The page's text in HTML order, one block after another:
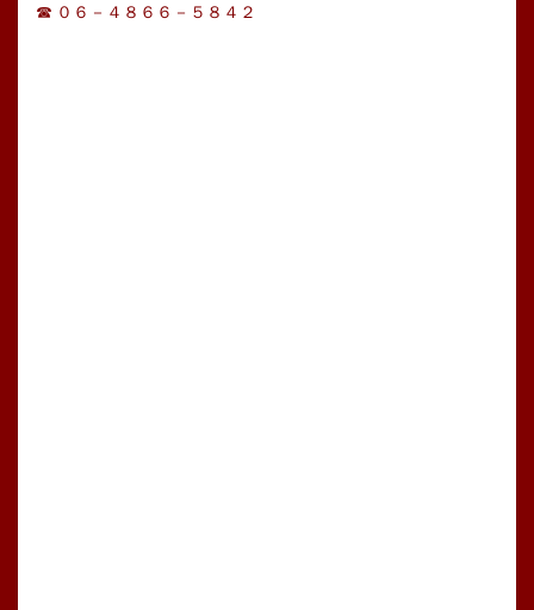
☎ ０６－４８６６－５８４２